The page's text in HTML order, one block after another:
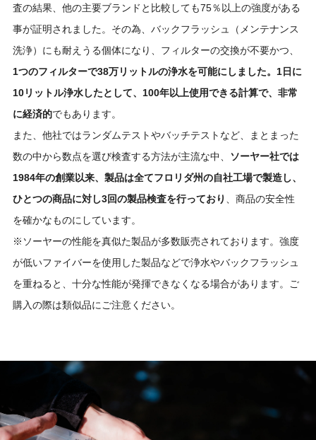
査の結果、他の主要ブランドと比較しても75％以上の強度がある
事が証明されました。その為、バックフラッシュ（メンテナンス
洗浄）にも耐えうる個体になり、フィルターの交換が不要かつ、
1つのフィルターで38万リットルの浄水を可能にしました。1日に
10リットル浄水したとして、100年以上使用できる計算で、非常
に経済的でもあります。
また、他社ではランダムテストやバッチテストなど、まとまった
数の中から数点を選び検査する方法が主流な中、
ソーヤー社では
1984年の創業以来、製品は全てフロリダ州の自社工場で製造し、
ひとつの商品に対し3回の製品検査を行っており
、商品の安全性
を確かなものにしています。
※ソーヤーの性能を真似た製品が多数販売されております。強度
が低いファイバーを使用した製品などで浄水やバックフラッシュ
を重ねると、十分な性能が発揮できなくなる場合があります。ご
購入の際は類似品にご注意ください。